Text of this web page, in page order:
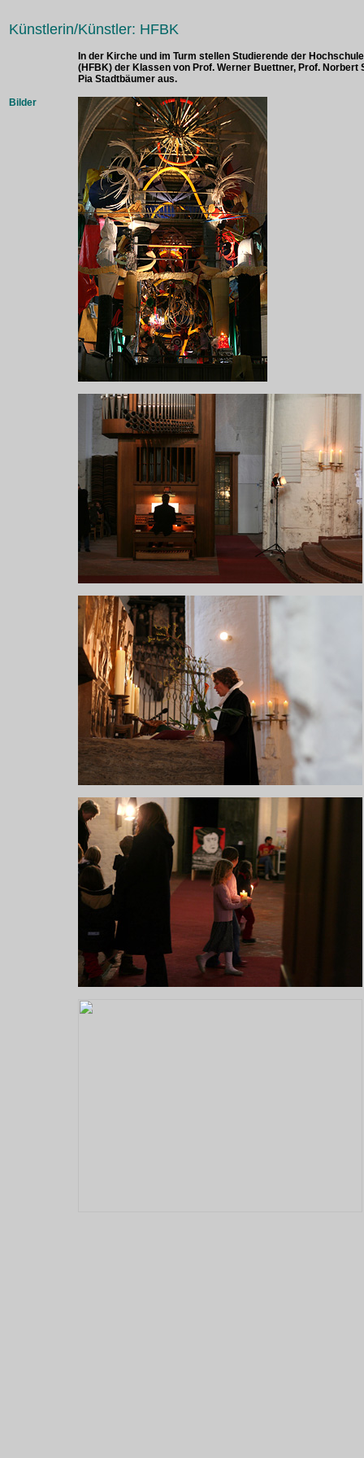
Künstlerin/Künstler: HFBK
In der Kirche und im Turm stellen Studierende der
(HFBK) der Klassen von Prof. Werner Buettner, Prof. Norbert
Pia Stadtbäumer aus.
Bilder